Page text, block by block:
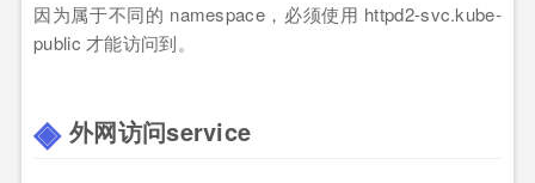
因为属于不同的 namespace，必须使用 httpd2-svc.kube-
public 才能访问到。
外网访问service